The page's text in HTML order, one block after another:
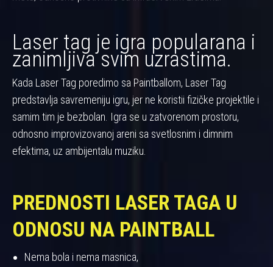
Laser tag je igra popularana i
zanimljiva svim uzrastima.
Kada Laser Tag poredimo sa Paintballom, Laser Tag
predstavlja savremeniju igru, jer ne koristii fizičke projektile i
samim tim je bezbolan. Igra se u zatvorenom prostoru,
odnosno improvizovanoj areni sa svetlosnim i dimnim
efektima, uz ambijentalu muziku.
PREDNOSTI LASER TAGA U
ODNOSU NA PAINTBALL
Nema bola i nema masnica,